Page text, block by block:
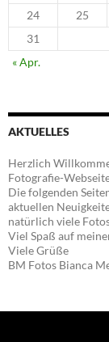
24
25
31
« Apr.
AKTUELLES
Herzlich
Fotografie-
Die folgenden
aktuellen
natürlich viele
Viel Spaß auf
Viele Grüße
BM Fotos Bianca